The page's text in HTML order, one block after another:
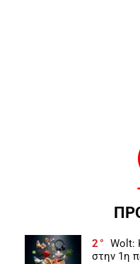
2
Wolt:
στην 1η